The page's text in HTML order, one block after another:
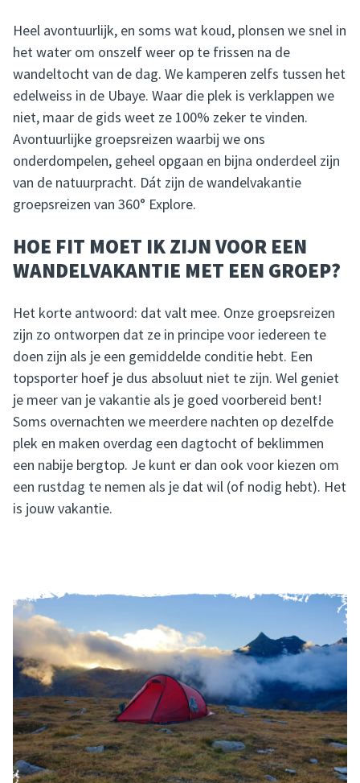
Heel avontuurlijk, en soms wat koud, plonsen we snel in
het water om onszelf weer op te frissen na de
wandeltocht van de dag. We kamperen zelfs tussen het
edelweiss in de Ubaye. Waar die plek is verklappen we
niet, maar de gids weet ze 100% zeker te vinden.
Avontuurlijke groepsreizen waarbij we ons
onderdompelen, geheel opgaan en bijna onderdeel zijn
van de natuurpracht. Dát zijn de wandelvakantie
groepsreizen van 360° Explore.
HOE FIT MOET IK ZIJN VOOR EEN
WANDELVAKANTIE MET EEN GROEP?
Het korte antwoord: dat valt mee. Onze groepsreizen
zijn zo ontworpen dat ze in principe voor iedereen te
doen zijn als je een gemiddelde conditie hebt. Een
topsporter hoef je dus absoluut niet te zijn. Wel geniet
je meer van je vakantie als je goed voorbereid bent!
Soms overnachten we meerdere nachten op dezelfde
plek en maken overdag een dagtocht of beklimmen
een nabije bergtop. Je kunt er dan ook voor kiezen om
een rustdag te nemen als je dat wil (of nodig hebt). Het
is jouw vakantie.